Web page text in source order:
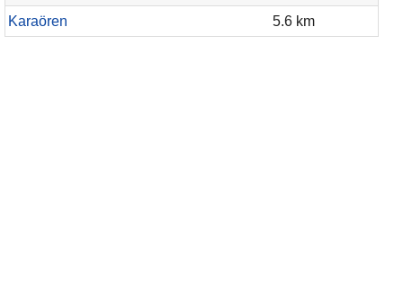
Karaören
5.6 km